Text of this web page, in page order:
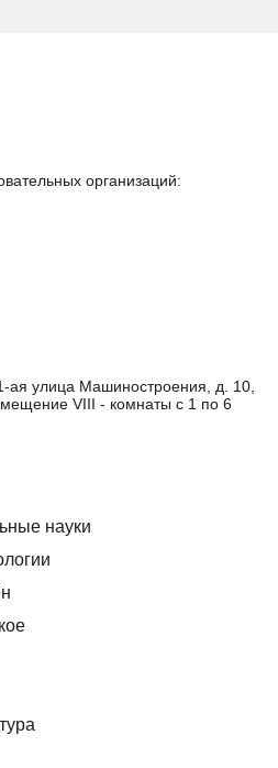
организаций:
ая улица Машиностроения, д. 10,
VIII - комнаты с 1 по 6
науки